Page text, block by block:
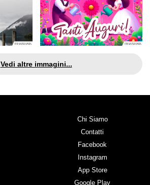
Vedi altre immagini...
Chi Siamo
Contatti
Facebook
Instagram
App Store
Google Play